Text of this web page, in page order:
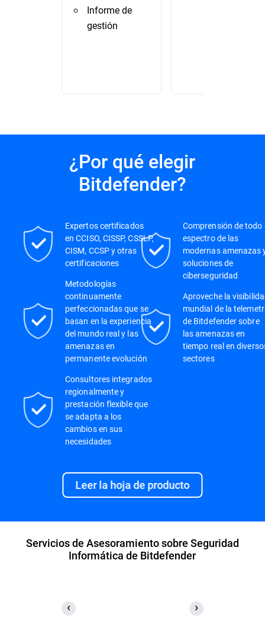
Informe de
gestión
¿Por qué elegir
Bitdefender?
Expertos certificados
en CCISO, CISSP, CSSLP,
CISM, CCSP y otras
certificaciones
Metodologías
continuamente
perfeccionadas que se
basan en la experiencia
del mundo real y las
amenazas en
permanente evolución
Consultores integrados
regionalmente y
prestación flexible que
se adapta a los
cambios en sus
necesidades
Comprensión de todo
espectro de las
modernas amenazas
soluciones de
ciberseguridad
Aproveche la
mundial de la
de Bitdefender sobre
las amenazas en
tiempo real en
sectores
Leer la hoja de producto
Servicios de Asesoramiento sobre Seguridad
Informática de Bitdefender